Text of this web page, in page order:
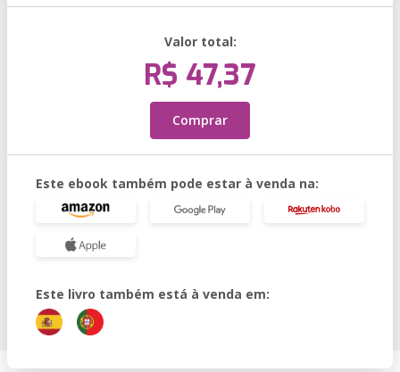
Valor total:
R$ 47,37
Comprar
Este ebook também pode estar à venda na:
Este livro também está à venda em: